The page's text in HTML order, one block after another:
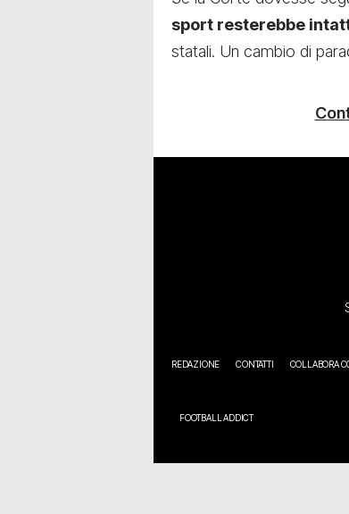
sport resterebbe
statali. Un cambio di
REDAZIONE CONTATTI COLLABORA
FOOTBALL ADDICT